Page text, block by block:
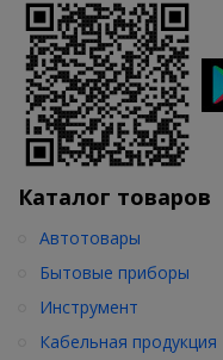
Каталог товаров
Автотовары
Бытовые приборы
Инструмент
Кабельная продукция